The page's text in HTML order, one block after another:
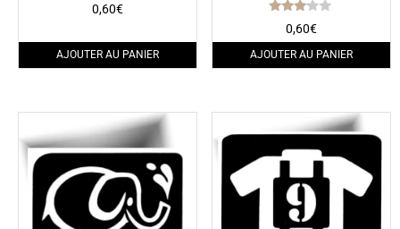
0,60€
AJOUTER AU PANIER
Note
3.00
sur 5
0,60€
AJOUTER AU PANIER